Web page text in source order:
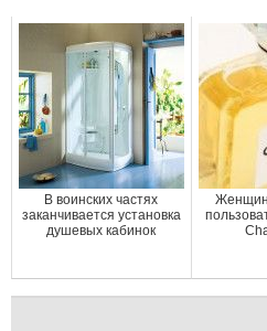
В воинских частях
заканчивается установка
душевых кабинок